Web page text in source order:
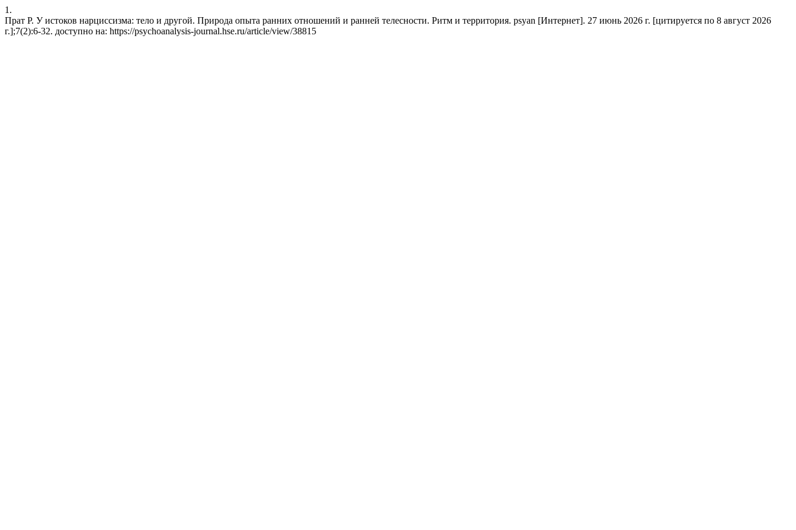
1.
Прат Р. У истоков нарциссизма: тело и другой. Природа опыта ранних отношений и ранней телесности. Ритм и территория. psyan [Интернет]. 27 июнь 2026 г. [цитируется по 8 август 2026
г.];7(2):6-32. доступно на: https://psychoanalysis-journal.hse.ru/article/view/38815